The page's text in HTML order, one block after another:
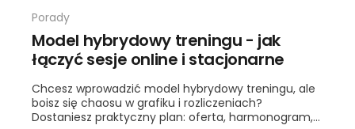
Porady
Model hybrydowy treningu - jak
łączyć sesje online i stacjonarne
Chcesz wprowadzić model hybrydowy treningu, ale
boisz się chaosu w grafiku i rozliczeniach?
Dostaniesz praktyczny plan: oferta, harmonogram,